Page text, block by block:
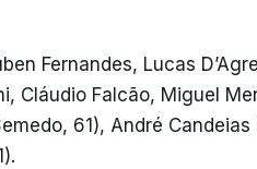
Fernandes, Lucas
Cláudio Falcão, Miguel
61), André